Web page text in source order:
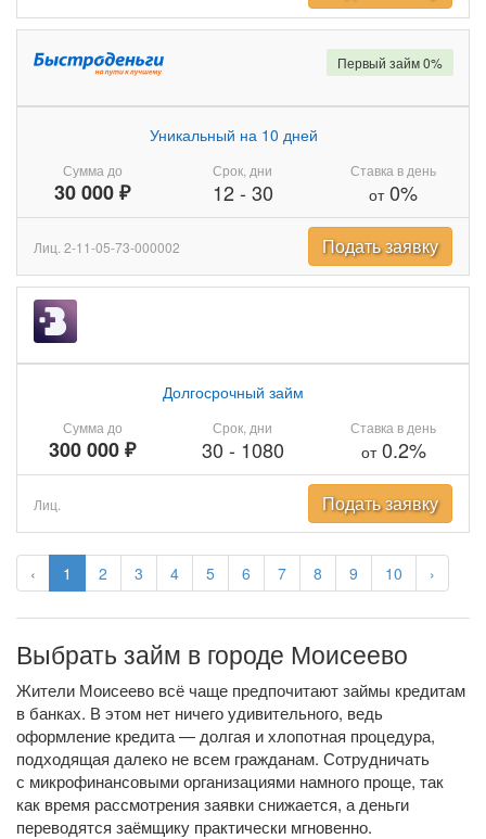
‹ 1 2 3 4 5 6 7 8 9 10 ›
Сумма до
30 000 ₽
Уникальный на 10 дней
Срок, дни
12- 30
Ставка в день
от0%
Первый займ 0%
Лиц. 2-11-05-73-000002 Подать заявку
Сумма до
300 000 ₽
Долгосрочный займ
Срок, дни
30 - 1080
Ставка в день
от0.2%
Лиц. Подать заявку
Выбрать займ в городе Моисеево
Жители Моисеево всё чаще предпочитают займы кредитам
в банках. В этом нет ничего удивительного, ведь
оформление кредита — долгая и хлопотная процедура,
подходящая далеко не всем гражданам. Сотрудничать
с микрофинансовыми организациями намного проще, так
как время рассмотрения заявки снижается, а деньги
переводятся заёмщику практически мгновенно.